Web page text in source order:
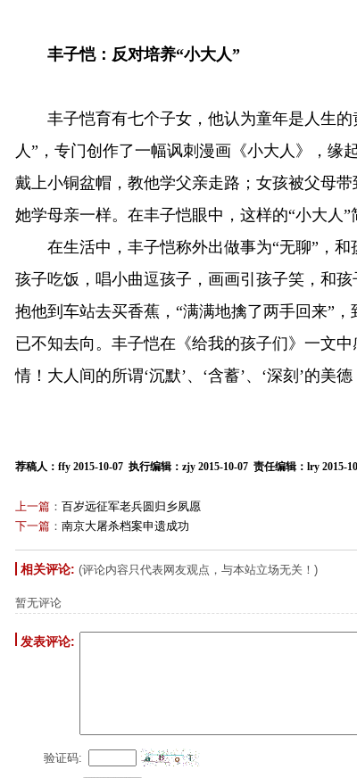
丰子恺：反对培养“小大人”
丰子恺育有七个子女，他认为童年是人生的
人”，专门创作了一幅讽刺漫画《小大人》，缘
戴上小铜盆帽，教他学父亲走路；女孩被父母
她学母亲一样。在丰子恺眼中，这样的“小大人”
在生活中，丰子恺称外出做事为“无聊”，和
孩子吃饭，唱小曲逗孩子，画画引孩子笑，和
抱他到车站去买香蕉，“满满地擒了两手回来”
已不知去向。丰子恺在《给我的孩子们》一文
情！大人间的所谓‘沉默’、‘含蓄’、‘深刻’的美
荐稿人：ffy 2015-10-07 执行编辑：zjy 2015-10-07 责任编辑：lry 2015-
上一篇 ： 百岁远征军老兵圆归乡夙愿
下一篇 ： 南京大屠杀档案申遗成功
相关评论: (评论内容只代表网友观点，与本站立场无关！)
暂无评论
发表评论:
验证码: